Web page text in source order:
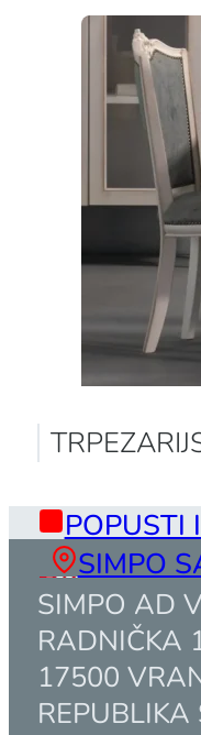
POPUSTI
SIMPO
SIMPO AD
RADNIČKA
17500
REPUBLIKA